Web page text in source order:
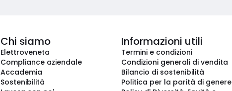
Chi siamo
Elettroveneta
Compliance aziendale
Accademia
Sostenibilità
Informazioni utili
Termini e condizioni
Condizioni generali di vendita
Bilancio di sostenibilità
Politica per la parità di genere